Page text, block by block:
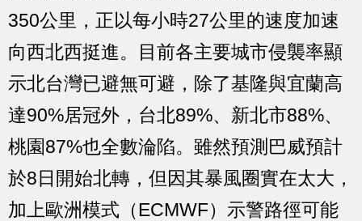
350公里，正以每小時27公里的速度加速
向西北西挺進。目前各主要城市侵襲率顯
示北台灣已避無可避，除了基隆與宜蘭高
達90%居冠外，台北89%、新北市88%、
桃園87%也全數淪陷。雖然預測巴威預計
於8日開始北轉，但因其暴風圈實在太大，
加上歐洲模式（ECMWF）示警路徑可能